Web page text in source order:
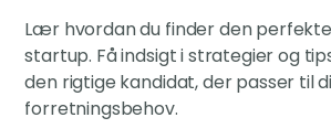
Lær hvordan du finder den
startup. Få indsigt i strategier og
den rigtige kandidat, der passer til
forretningsbehov.